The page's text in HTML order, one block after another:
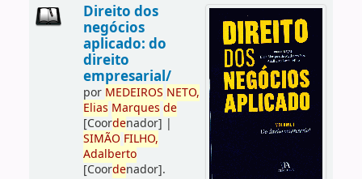
Direito dos
negócios
aplicado: do
direito
empresarial/
por MEDEIROS NETO,
Elias Marques de
[Coordenador] |
SIMÃO FILHO,
Adalberto
[Coordenador].